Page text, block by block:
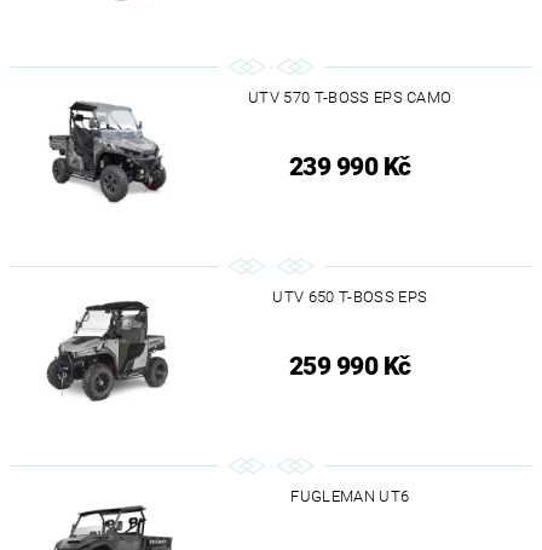
UTV 570 T-BOSS EPS CAMO
239 990 Kč
UTV 650 T-BOSS EPS
259 990 Kč
FUGLEMAN UT6